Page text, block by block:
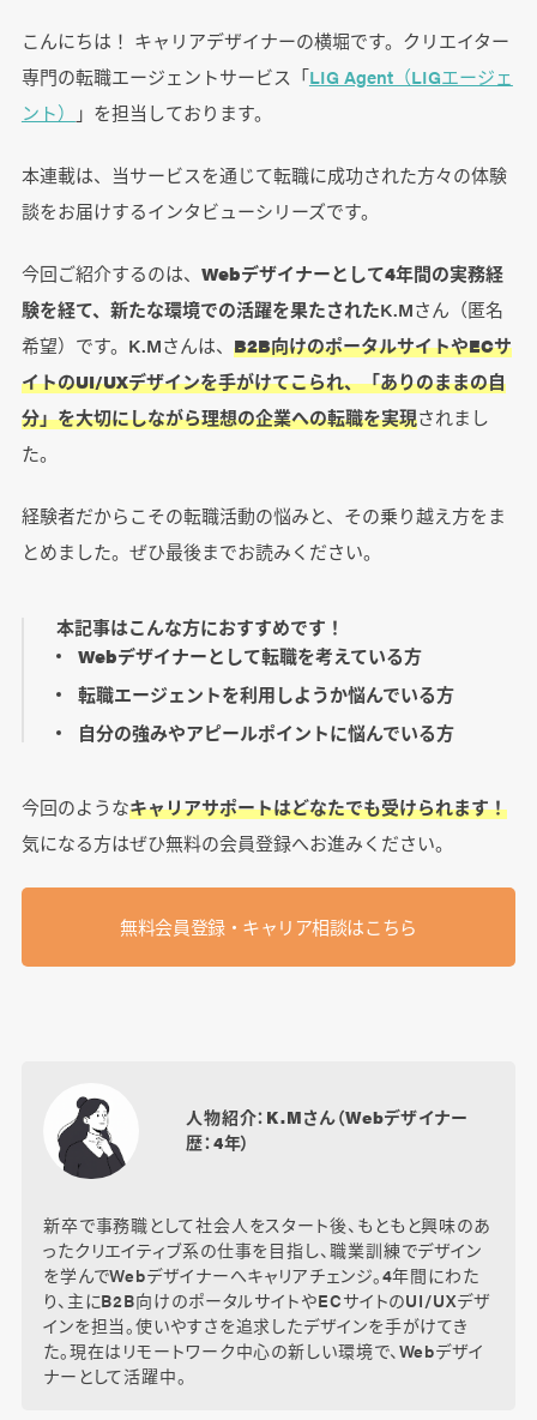
こんにちは！ キャリアデザイナーの横堀です。クリエイター
専門の転職エージェントサービス「LIG Agent（LIGエージェ
ント）
」を担当しております。
本連載は、当サービスを通じて転職に成功された方々の体験
談をお届けするインタビューシリーズです。
今回ご紹介するのは、 Webデザイナーとして4年間の実務経
験を経て、新たな環境での活躍を果たされたK.Mさん（匿名
希望）です。K.Mさんは、 B2B向けのポータルサイトやECサ
イトのUI/UXデザインを手がけてこられ、「ありのままの自
分」を大切にしながら理想の企業への転職を実現されまし
た。
経験者だからこその転職活動の悩みと、その乗り越え方をま
とめました。ぜひ最後までお読みください。
本記事はこんな方におすすめです！
Webデザイナーとして転職を考えている方
転職エージェントを利用しようか悩んでいる方
自分の強みやアピールポイントに悩んでいる方
今回のようなキャリアサポートはどなたでも受けられます！
気になる方はぜひ無料の会員登録へお進みください。
無料会員登録・キャリア相談はこちら
人物紹介：K.Mさん（Webデザイナー
歴：4年）
新卒で事務職として社会人をスタート後、もともと興味のあ
ったクリエイティブ系の仕事を目指し、職業訓練でデザイン
を学んでWebデザイナーへキャリアチェンジ。4年間にわた
り、主にB2B向けのポータルサイトやECサイトのUI/UXデザ
インを担当。使いやすさを追求したデザインを手がけてき
た。現在はリモートワーク中心の新しい環境で、Webデザイ
ナーとして活躍中。